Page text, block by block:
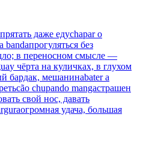
даже едуchapar o
bandaпрогуляться без
в переносном смысле —
у чёрта на куличках, в глухом
бардак, мешанинаbater a
cão chupando mangaстрашен
свой нос, давать
огромная удача, большая